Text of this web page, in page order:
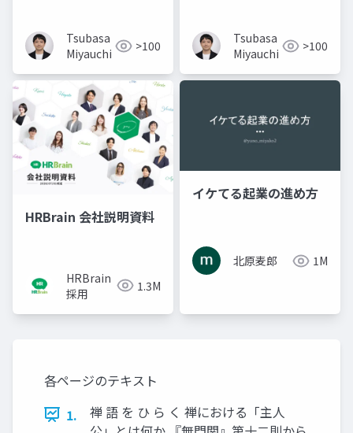
Tsubasa
Miyauchi
>100
Tsubasa
Miyauchi
>100
HRBrain 会社説明資料
HRBrain
採用
1.3M
イケてる起業の進め方
北原麦郎 1M
各ページのテキスト
1.
禅 語 を ひ ら く 禅における「主人